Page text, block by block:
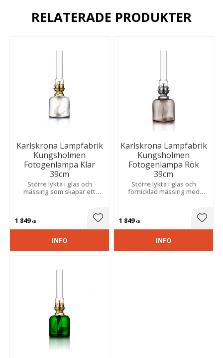
RELATERADE PRODUKTER
Karlskrona Lampfabrik
Kungsholmen
Fotogenlampa Klar
39cm
Större lykta i glas och
mässing som skapar ett
1 849KR Lägg till i favoriter
INFO
Karlskrona Lampfabrik
Kungsholmen
Fotogenlampa Rök
39cm
Större lykta i glas och
förnicklad mässing med
mjukt, stämningsfullt ljus i
1 849KR
INFO